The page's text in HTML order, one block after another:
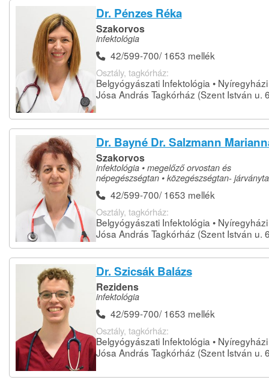
Dr. Pénzes Réka
Szakorvos
infektológia
42/599-700/ 1653 mellék
Osztály, tagkórház:
Belgyógyászati Infektológia • Nyíregyházi
Jósa András Tagkórház (Szent István u.
Dr. Bayné Dr. Salzmann
Szakorvos
infektológia • megelőző orvostan és
népegészségtan • közegészségtan-
42/599-700/ 1653 mellék
Osztály, tagkórház:
Belgyógyászati Infektológia • Nyíregyházi
Jósa András Tagkórház (Szent István u.
Dr. Szicsák Balázs
Rezidens
infektológia
42/599-700/ 1653 mellék
Osztály, tagkórház:
Belgyógyászati Infektológia • Nyíregyházi
Jósa András Tagkórház (Szent István u.